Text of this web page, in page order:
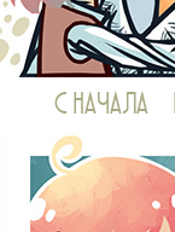
С НАЧАЛА